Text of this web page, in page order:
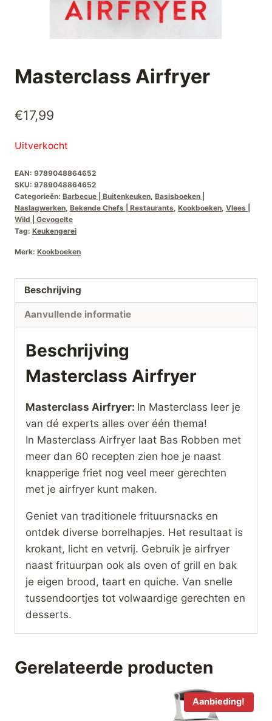
Masterclass Airfryer
€17,99
Uitverkocht
EAN: 9789048864652
SKU: 9789048864652
Categorieën: Barbecue | Buitenkeuken, Basisboeken |
Naslagwerken, Bekende Chefs | Restaurants, Kookboeken, Vlees |
Wild | Gevogelte
Tag: Keukengerei
Merk: Kookboeken
Beschrijving
Aanvullende informatie
Beschrijving
Masterclass Airfryer
Masterclass Airfryer: In Masterclass leer je
van dé experts alles over één thema!
In Masterclass Airfryer laat Bas Robben met
meer dan 60 recepten zien hoe je naast
knapperige friet nog veel meer gerechten
met je airfryer kunt maken.
Geniet van traditionele frituursnacks en
ontdek diverse borrelhapjes. Het resultaat is
krokant, licht en vetvrij. Gebruik je airfryer
naast frituurpan ook als oven of grill en bak
je eigen brood, taart en quiche. Van snelle
tussendoortjes tot volwaardige gerechten en
desserts.
Gerelateerde producten
Aanbieding!